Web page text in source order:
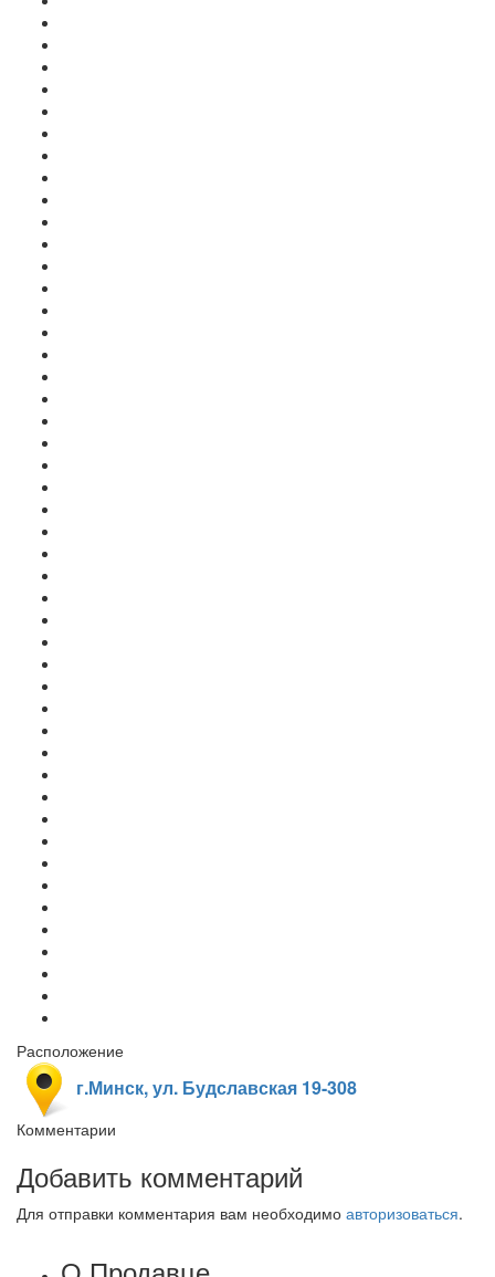
Расположение
г.Минск, ул. Будславская 19-308
Комментарии
Добавить комментарий
Для отправки комментария вам необходимо авторизоваться.